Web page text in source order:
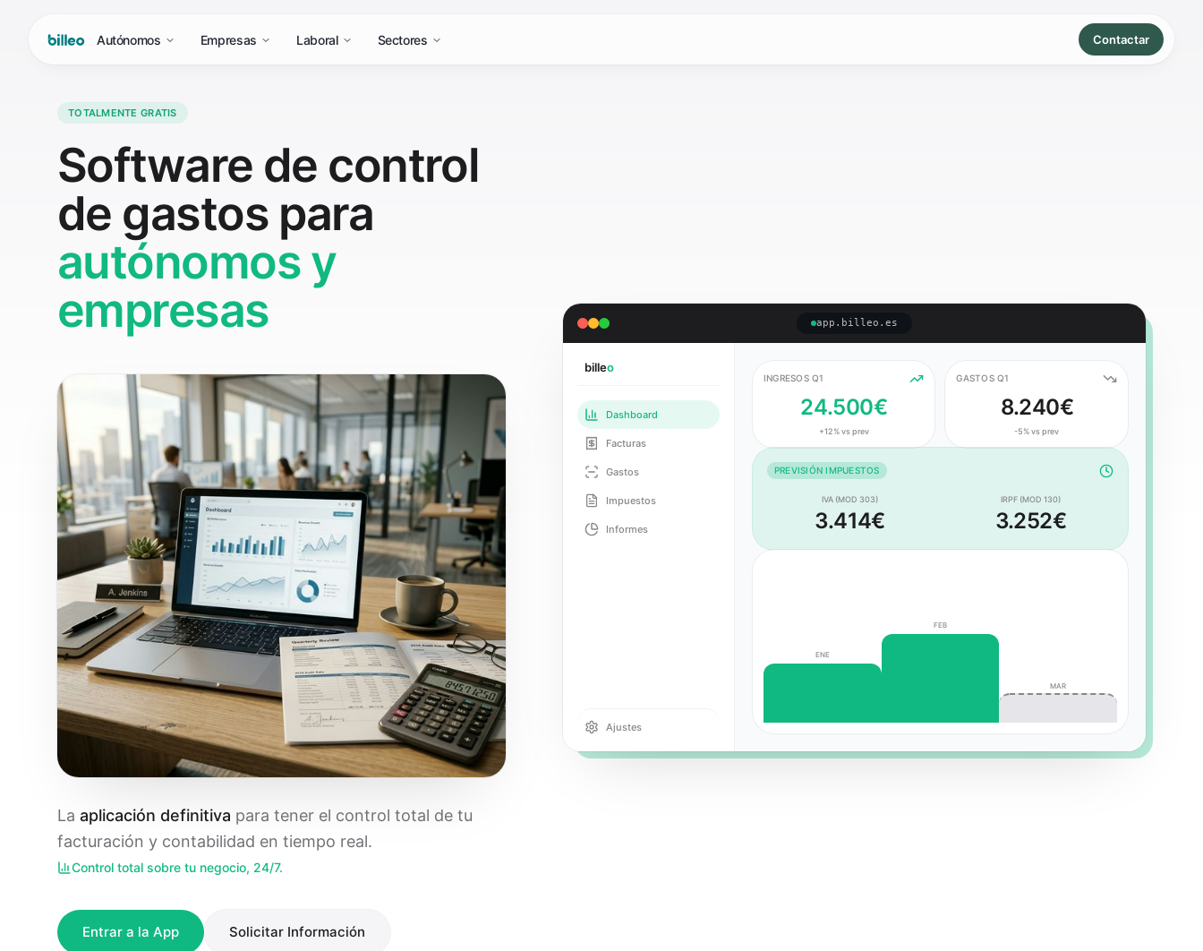
Autónomos Empresas Laboral Sectores Contactar
TOTALMENTE GRATIS
Software de control
de gastos para
autónomos y
empresas
La aplicación definitiva para tener el control total de tu
facturación y contabilidad en tiempo real.
Control total sobre tu negocio, 24/7.
Entrar a la App Solicitar Información
app.billeo.es
billeo
Dashboard
Facturas
Gastos
Impuestos
Informes
Ajustes
INGRESOS Q1
24.500€
+12% vs prev
GASTOS Q1
8.240€
-5% vs prev
PREVISIÓN IMPUESTOS
IVA (MOD 303)
3.414€
IRPF (MOD 130)
3.252€
ENE
FEB
MAR